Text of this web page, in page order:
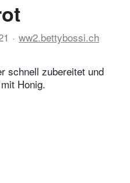
ww2.bettybossi.ch
schnell zubereitet und
Honig.